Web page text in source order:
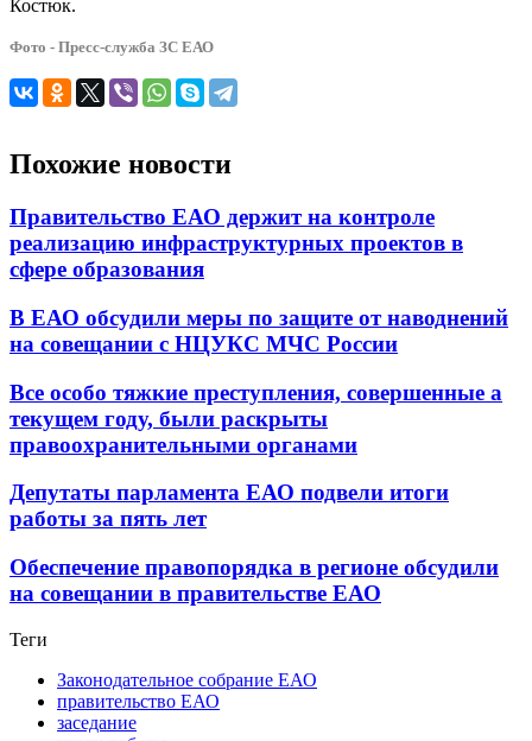
Костюк.
Фото - Пресс-служба ЗС ЕАО
Похожие новости
Правительство ЕАО держит на контроле
реализацию инфраструктурных проектов в
сфере образования
В ЕАО обсудили меры по защите от наводнений
на совещании с НЦУКС МЧС России
Все особо тяжкие преступления, совершенные а
текущем году, были раскрыты
правоохранительными органами
Депутаты парламента ЕАО подвели итоги
работы за пять лет
Обеспечение правопорядка в регионе обсудили
на совещании в правительстве ЕАО
Теги
Законодательное собрание ЕАО
правительство ЕАО
заседание